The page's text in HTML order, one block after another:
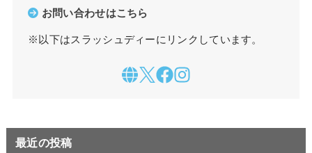
お問い合わせはこちら
※以下はスラッシュディーにリンクしています。
最近の投稿